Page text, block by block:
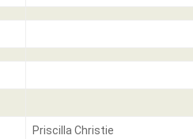
Priscilla Christie